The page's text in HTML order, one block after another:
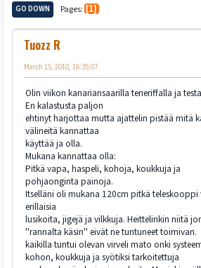
GO DOWN Pages 1
Tuozz R
March 15, 2010, 16:35:07
Olin viikon kanariansaarilla teneriffalla ja
En kalastusta paljon
ehtinyt harjottaa mutta ajattelin pistää mitä
välineitä kannattaa
käyttää ja olla.
Mukana kannattaa olla:
Pitkä vapa, haspeli, kohoja, koukkuja ja
pohjaonginta painoja.
Itselläni oli mukana 120cm pitkä
erillaisia
lusikoita, jigejä ja vilkkuja. Heittelinkin niitä
''rannalta käsin'' eivät ne tuntuneet toimivan.
kaikilla tuntui olevan virveli mato onki
kohon, koukkuja ja syötiksi tarkoitettuja